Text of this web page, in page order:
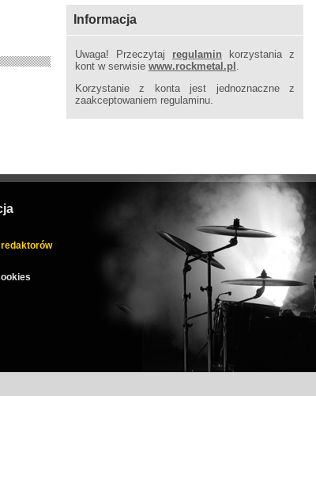
Informacja
Uwaga! Przeczytaj regulamin korzystania z
kont w serwisie www.rockmetal.pl .
Korzystanie z konta jest jednoznaczne z
zaakceptowaniem regulaminu.